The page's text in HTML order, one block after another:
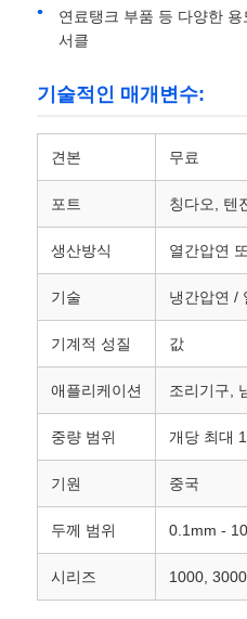
컬러 코팅 알루미늄 코일
알루미늄 코일
알루니늄 스트립 코일
알루미늄 체커 플레이트
밀라늄 필름
알루미늄 벌집 패널
연료탱크 부품 등 다양한
서클
기술적인 매개변수:
견본 무료
포트 칭다오, 텐
생산방식 열간압연
기술 냉간압연 /
기계적 성질 값
애플리케이션 조리기구,
중량 범위 개당 최대
기원 중국
두께 범위 0.1mm -
시리즈 1000,